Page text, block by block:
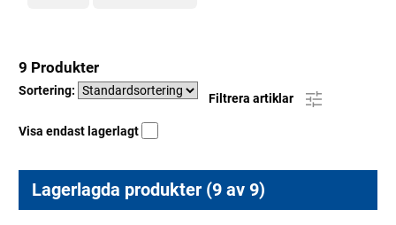
9 Produkter
Sortering:
Filtrera artiklar
Visa endast lagerlagt
Lagerlagda produkter (9 av 9)